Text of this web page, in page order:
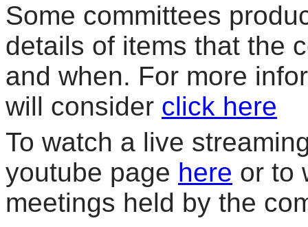
Some committees
details of items that the
and when. For more
will consider click here
To watch a live
youtube page here or to
meetings held by the